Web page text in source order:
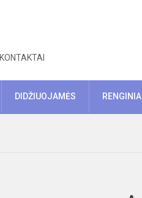
KONTAKTAI
DIDŽIUOJAMĖS RENGINIAI